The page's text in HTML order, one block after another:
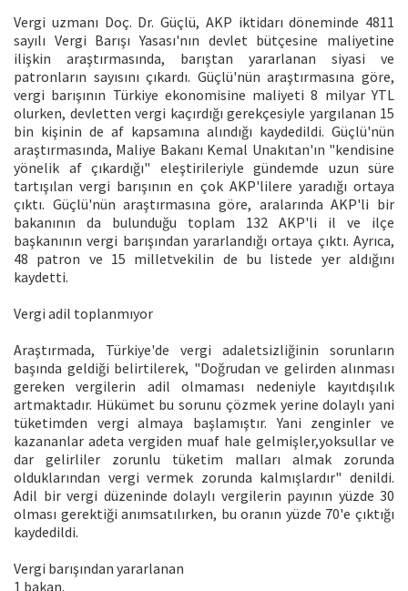
Vergi uzmanı Doç. Dr. Güçlü, AKP iktidarı döneminde 4811
sayılı Vergi Barışı Yasası'nın devlet bütçesine maliyetine
ilişkin araştırmasında, barıştan yararlanan siyasi ve
patronların sayısını çıkardı. Güçlü'nün araştırmasına göre,
vergi barışının Türkiye ekonomisine maliyeti 8 milyar YTL
olurken, devletten vergi kaçırdığı gerekçesiyle yargılanan 15
bin kişinin de af kapsamına alındığı kaydedildi. Güçlü'nün
araştırmasında, Maliye Bakanı Kemal Unakıtan'ın "kendisine
yönelik af çıkardığı" eleştirileriyle gündemde uzun süre
tartışılan vergi barışının en çok AKP'lilere yaradığı ortaya
çıktı. Güçlü'nün araştırmasına göre, aralarında AKP'li bir
bakanının da bulunduğu toplam 132 AKP'li il ve ilçe
başkanının vergi barışından yararlandığı ortaya çıktı. Ayrıca,
48 patron ve 15 milletvekilin de bu listede yer aldığını
kaydetti.
Vergi adil toplanmıyor
Araştırmada, Türkiye'de vergi adaletsizliğinin sorunların
başında geldiği belirtilerek, "Doğrudan ve gelirden alınması
gereken vergilerin adil olmaması nedeniyle kayıtdışılık
artmaktadır. Hükümet bu sorunu çözmek yerine dolaylı yani
tüketimden vergi almaya başlamıştır. Yani zenginler ve
kazananlar adeta vergiden muaf hale gelmişler,yoksullar ve
dar gelirliler zorunlu tüketim malları almak zorunda
olduklarından vergi vermek zorunda kalmışlardır" denildi.
Adil bir vergi düzeninde dolaylı vergilerin payının yüzde 30
olması gerektiği anımsatılırken, bu oranın yüzde 70'e çıktığı
kaydedildi.
Vergi barışından yararlanan
1 bakan.